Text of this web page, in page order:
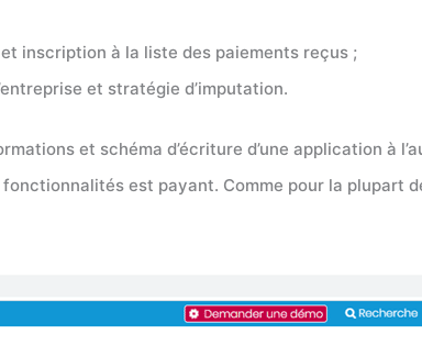
et inscription à la liste des paiements reçus ;
et stratégie d’imputation.
et schéma d’écriture d’une application à
est payant. Comme pour la